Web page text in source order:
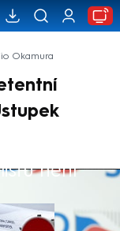
Okamura
není